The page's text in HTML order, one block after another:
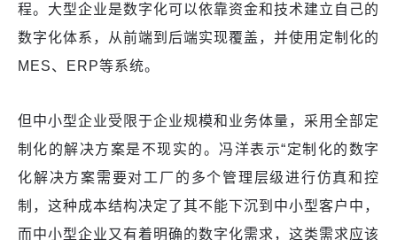
程。大型企业是数字化可以依靠资金和技术建立自己的
数字化体系，从前端到后端实现覆盖，并使用定制化的
MES、ERP等系统。
但中小型企业受限于企业规模和业务体量，采用全部定
制化的解决方案是不现实的。冯洋表示“定制化的数字
化解决方案需要对工厂的多个管理层级进行仿真和控
制，这种成本结构决定了其不能下沉到中小型客户中，
而中小型企业又有着明确的数字化需求，这类需求应该